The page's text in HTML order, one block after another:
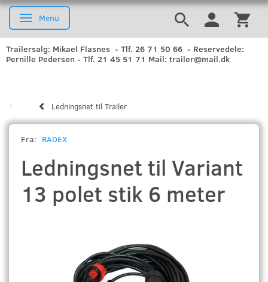
Skifte navigation
Menu
Trailersalg: Mikael Flasnes - Tlf. 26 71 50 66 - Reservedele:
Pernille Pedersen - Tlf. 21 45 51 71 Mail: trailer@mail.dk
Ledningsnet til Trailer
Fra: RADEX
Ledningsnet til Variant
13 polet stik 6 meter